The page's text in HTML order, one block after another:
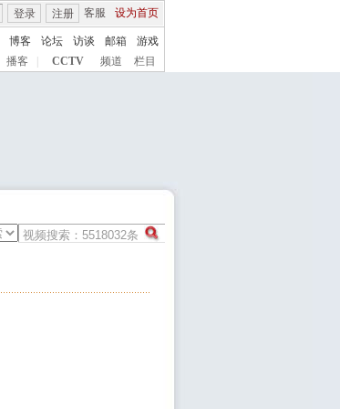
客服 设为首页
登录 注册
博客 论坛 访谈 邮箱
游戏
播客 CCTV 频道 栏目